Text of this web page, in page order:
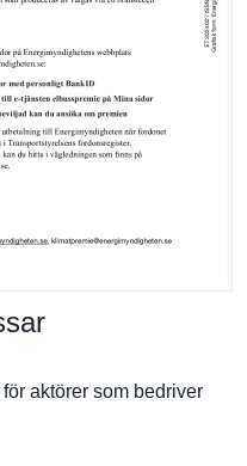
aktörer som bedriver